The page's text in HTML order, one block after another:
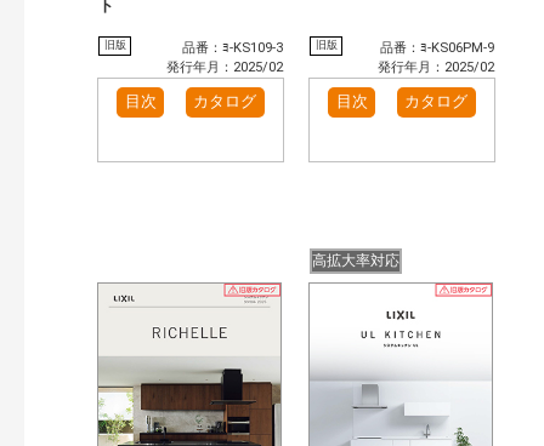
タイル建材（2）
浴室（7）
洗面化粧室（1）
検索
ト
旧版
品番：ﾖ-KS109-3
発行年月：2025/02
目次 カタログ
旧版
品番：ﾖ-KS06PM-9
発行年月：2025/02
目次 カタログ
高拡大率対応